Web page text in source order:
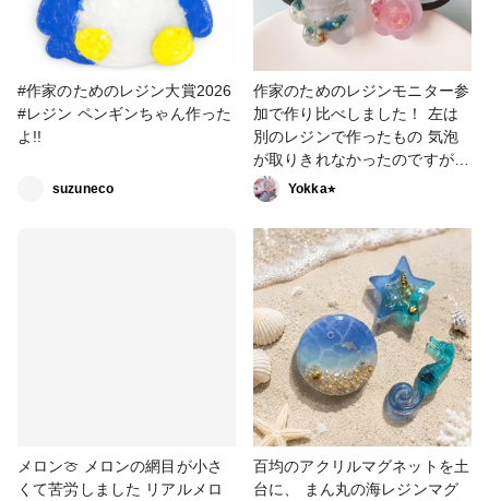
#作家のためのレジン大賞2026
#レジン ペンギンちゃん作った
よ!!
suzuneco
作家のためのレジンモニター参
加で作り比べしました！ 左は
別のレジンで作ったもの 気泡
が取りきれなかったのですが
新しいレジンはサラサラなので
気泡も上手に抜けました⭐︎ お花
作品はサラサラのレジンが良い
ですね #作家のためのレジン大
賞2026 #ヘアアクセサリー
Yokka⭐︎
メロン🍈 メロンの網目が小さ
くて苦労しました リアルメロ
百均のアクリルマグネットを土
台に、 まん丸の海レジンマグ